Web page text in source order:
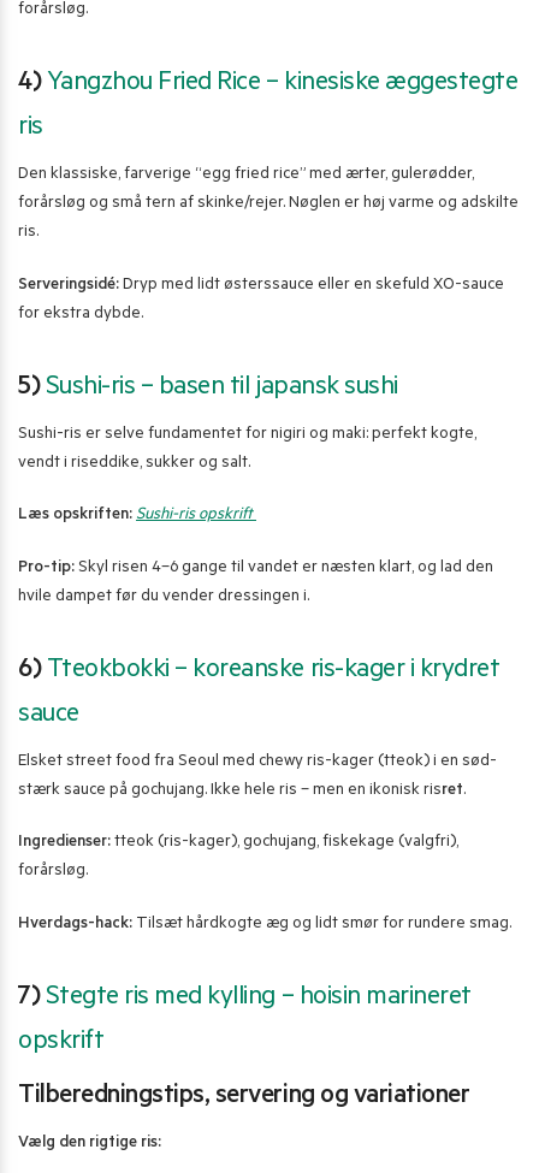
forårsløg.
4) Yangzhou Fried Rice – kinesiske æggestegte
ris
Den klassiske, farverige “egg fried rice” med ærter, gulerødder,
forårsløg og små tern af skinke/rejer. Nøglen er høj varme og adskilte
ris.
Serveringsidé: Dryp med lidt østerssauce eller en skefuld XO-sauce
for ekstra dybde.
5) Sushi-ris – basen til japansk sushi
Sushi-ris er selve fundamentet for nigiri og maki: perfekt kogte,
vendt i riseddike, sukker og salt.
Læs opskriften: Sushi-ris opskrift
Pro-tip: Skyl risen 4–6 gange til vandet er næsten klart, og lad den
hvile dampet før du vender dressingen i.
6) Tteokbokki – koreanske ris-kager i krydret
sauce
Elsket street food fra Seoul med chewy ris-kager (tteok) i en sød-
stærk sauce på gochujang. Ikke hele ris – men en ikonisk risret.
Ingredienser: tteok (ris-kager), gochujang, fiskekage (valgfri),
forårsløg.
Hverdags-hack: Tilsæt hårdkogte æg og lidt smør for rundere smag.
7) Stegte ris med kylling – hoisin marineret
opskrift
Tilberedningstips, servering og variationer
Vælg den rigtige ris: